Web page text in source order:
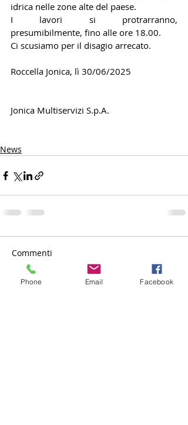
idrica nelle zone alte del paese.
I lavori si protrarranno,
presumibilmente, fino alle ore 18.00.
Ci scusiamo per il disagio arrecato.
Roccella Jonica, lì 30/06/2025
Jonica Multiservizi S.p.A.
News
Commenti
Phone Email Facebook